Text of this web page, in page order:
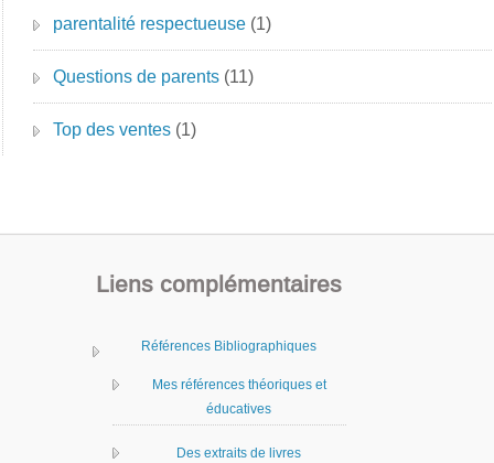
parentalité respectueuse (1)
Questions de parents (11)
Top des ventes (1)
Liens complémentaires
Références Bibliographiques
Mes références théoriques et
éducatives
Des extraits de livres